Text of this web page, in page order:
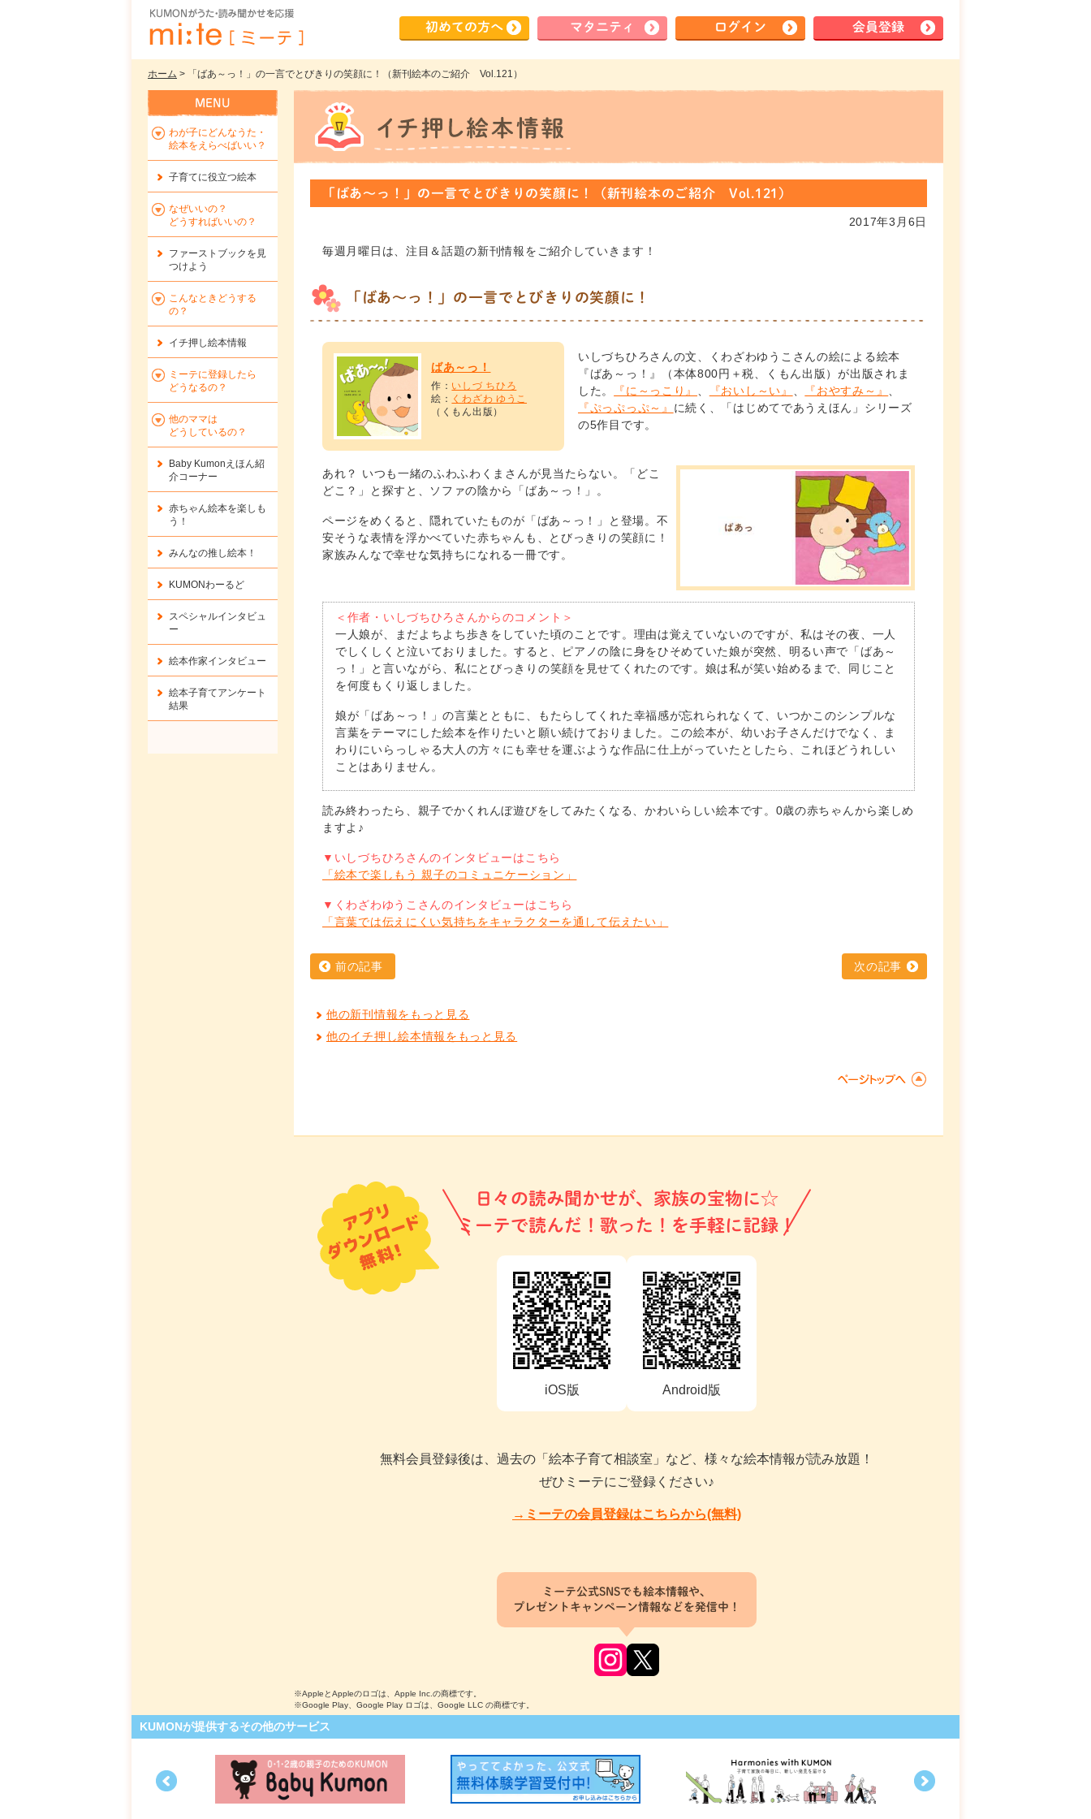
初めての方へ マタ ニティ ログイン 会員登録
ホーム > 「ばあ～っ！」の一言でとびきりの笑顔に！（新刊絵本のご紹介 Vol.121）
「ばあ～っ！」の一言でとびきりの笑顔に！（新刊絵本のご紹介 Vol.121）
2017年3月6日
毎週月曜日は、注目＆話題の新刊情報をご紹介していきます！
「ばあ～っ！」の一言でとびきりの笑顔に！
ばあ～っ！
作： いしづ ちひろ
絵： くわざわ ゆうこ
（くもん出版）
いしづちひろさんの文、くわざわゆうこさんの絵による絵本
『ばあ～っ！』（本体800円＋税、くもん出版）が出版されま
した。
『に～っこり』 『おいし～い』 『おやすみ～』
『ぷっぷっぷ～』 に続く、「はじめてであうえほん」シリーズ
の5作目です。
あれ？ いつも一緒のふわふわくまさんが見当たらない。「どこ
どこ？」と探すと、ソファの陰から「ばあ～っ！」。
ページをめくると、隠れていたものが「ばあ～っ！」と登場。不
安そうな表情を浮かべていた赤ちゃんも、とびっきりの笑顔に！
家族みんなで幸せな気持ちになれる一冊です。
＜作者・いしづちひろさんからのコメント＞
一人娘が、まだよちよち歩きをしていた頃のことです。理由は覚えていないのですが、私はその夜、一人
でしくしくと泣いておりました。すると、ピアノの陰に身をひそめていた娘が突然、明るい声で「ばあ～
っ！」と言いながら、私にとびっきりの笑顔を見せてくれたのです。娘は私が笑い始めるまで、同じこと
を何度もくり返しました。
娘が「ばあ～っ！」の言葉とともに、もたらしてくれた幸福感が忘れられなくて、いつかこのシンプルな
言葉をテーマにした絵本を作りたいと願い続けておりました。この絵本が、幼いお子さんだけでなく、ま
わりにいらっしゃる大人の方々にも幸せを運ぶような作品に仕上がっていたとしたら、これほどうれしい
ことはありません。
読み終わったら、親子でかくれんぼ遊びをしてみたくなる、かわいらしい絵本です。0歳の赤ちゃんから楽しめ
ますよ♪
▼いしづちひろさんのインタビューはこちら
「絵本で楽しもう 親子のコミュニケーション」
▼くわざわゆうこさんのインタビューはこちら
「言葉では伝えにくい気持ちをキャラクターを通して伝えたい」
前の記事 次の記事
他の新刊情報をもっと見る
他のイチ押し絵本情報をもっと見る
わが子にどんなうた・
絵本をえらべばいい？
子育てに役立つ絵本
なぜいいの？
どうすればいいの？
ファーストブックを 見
つけよう
こんなときどうする
の？
イチ押し絵本情報
ミーテに登録したら
どうなるの？
他のママは
どうしているの？
Baby Kumonえほん紹
介コーナー
赤ちゃん絵本を楽しも
う！
みんなの推し絵本！
KUMONわーるど
スペシャルインタビュ
ー
絵本作家インタビュー
絵本子育てアンケート
結果
日々の読み聞かせが、家族の宝物に☆
ミーテで読んだ！歌った！を手軽に記録！
iOS版 Android版
無料会員登録後は、過去の「絵本子育て相談室」など、様々な絵本情報が読み放題！
ぜひミーテにご登録ください♪
→ミーテの会員登録はこちらから(無料)
ミーテ公式SNSでも絵本情報や、
プレゼントキャンペーン情報などを発信中！
※AppleとAppleのロゴは、Apple Inc.の商標です。
※Google Play、Google Play ロゴは、Google LLC の商標です。
KUMONが提供するその他のサービス